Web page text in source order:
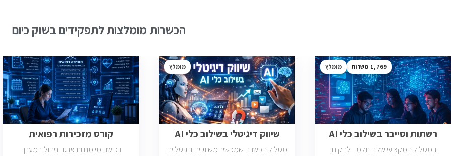
הכשרות מומלצות לתפקידים בשוק כיום
1,769 מומלץ
רשתות וסייבר בשילוב כלי AI
במסלול המקצועי שלנו תלמד להקים,
מומלץ
שיווק דיגיטלי בשילוב כלי AI
מסלול הכשרה שמכשיר משווקים דיגיטליים
קורס מזכירות רפואית
רכישת מיומנויות ארגון וניהול במערך